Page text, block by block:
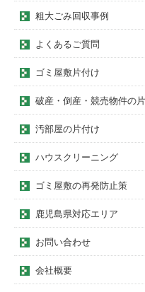
粗大ごみ回収事例
よくあるご質問
ゴミ屋敷片付け
破産・倒産・競売物件の
汚部屋の片付け
ハウスクリーニング
ゴミ屋敷の再発防止策
鹿児島県対応エリア
お問い合わせ
会社概要